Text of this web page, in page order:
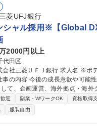
菱UFJ銀行
ャル採用※【Global
2000円以上
代田区
※ポテンシャル採用※【Global DX CoEの企画・推進、海外拠点等との協
て、企画運営、海外拠点・海
に於い
ルベースでDXの企画・推進・
％以上、休暇はもちろん、育休
更に拡大予定。DX人材に特化した人事制度があ
迎 副業・WワークOK 資格取得
服装自由